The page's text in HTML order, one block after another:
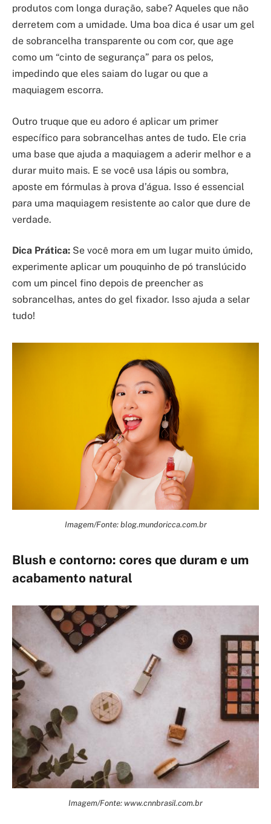
produtos com longa duração, sabe? Aqueles que não
derretem com a umidade. Uma boa dica é usar um gel
de sobrancelha transparente ou com cor, que age
como um “cinto de segurança” para os pelos,
impedindo que eles saiam do lugar ou que a
maquiagem escorra.
Outro truque que eu adoro é aplicar um primer
específico para sobrancelhas antes de tudo. Ele cria
uma base que ajuda a maquiagem a aderir melhor e a
durar muito mais. E se você usa lápis ou sombra,
aposte em fórmulas à prova d’água. Isso é essencial
para uma maquiagem resistente ao calor que dure de
verdade.
Dica Prática: Se você mora em um lugar muito úmido,
experimente aplicar um pouquinho de pó translúcido
com um pincel fino depois de preencher as
sobrancelhas, antes do gel fixador. Isso ajuda a selar
tudo!
Imagem/Fonte: blog.mundoricca.com.br
Blush e contorno: cores que duram e um
acabamento natural
Imagem/Fonte: www.cnnbrasil.com.br